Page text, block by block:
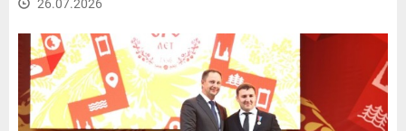
26.07.2026